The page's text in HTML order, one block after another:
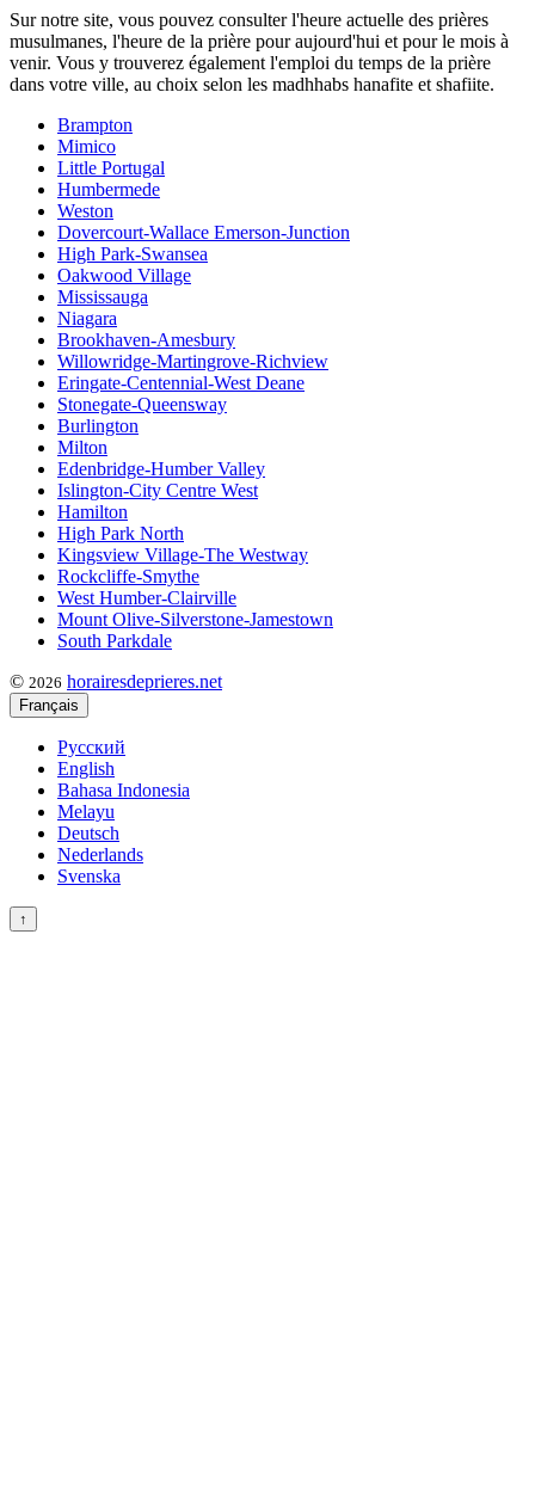
Sur notre site, vous pouvez consulter l'heure actuelle des prières
musulmanes, l'heure de la prière pour aujourd'hui et pour le mois à
venir. Vous y trouverez également l'emploi du temps de la prière
dans votre ville, au choix selon les madhhabs hanafite et shafiite.
Brampton
Mimico
Little Portugal
Humbermede
Weston
Dovercourt-Wallace Emerson-Junction
High Park-Swansea
Oakwood Village
Mississauga
Niagara
Brookhaven-Amesbury
Willowridge-Martingrove-Richview
Eringate-Centennial-West Deane
Stonegate-Queensway
Burlington
Milton
Edenbridge-Humber Valley
Islington-City Centre West
Hamilton
High Park North
Kingsview Village-The Westway
Rockcliffe-Smythe
West Humber-Clairville
Mount Olive-Silverstone-Jamestown
South Parkdale
© 2026 horairesdeprieres.net
Français
Русский
English
Bahasa Indonesia
Melayu
Deutsch
Nederlands
Svenska
↑